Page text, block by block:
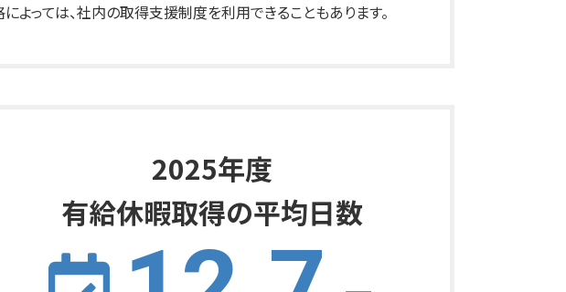
よっては、社内の取得支援制度を利用できることもあります。
2025年度
有給休暇取得の平均日数